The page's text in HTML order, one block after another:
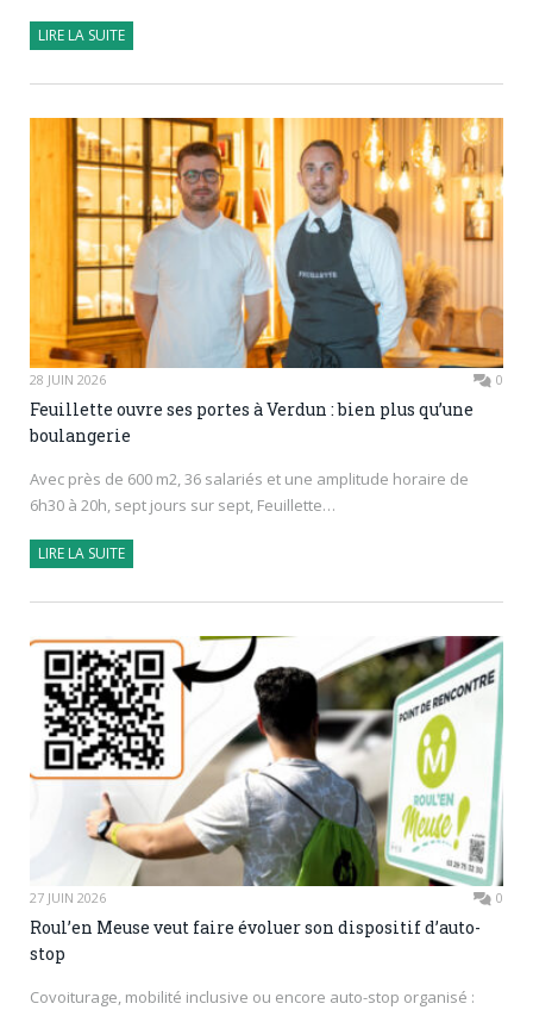
LIRE LA SUITE
28 JUIN 2026 0
Feuillette ouvre ses portes à Verdun : bien plus qu’une
boulangerie
Avec près de 600 m2, 36 salariés et une amplitude horaire de
6h30 à 20h, sept jours sur sept, Feuillette…
LIRE LA SUITE
27 JUIN 2026 0
Roul’en Meuse veut faire évoluer son dispositif d’auto-
stop
Covoiturage, mobilité inclusive ou encore auto-stop organisé :